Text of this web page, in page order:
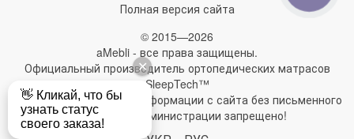
Полная версия сайта
© 2015—2026
aMebli - все права защищены.
Официальный производитель ортопедических матрасов
SleepTech™
Любое использование информации с сайта без письменного
разрешения администрации запрещено!